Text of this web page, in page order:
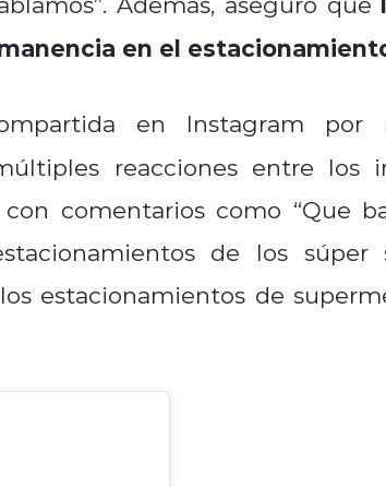
en el
en Instagram por
reacciones entre los
comentarios como “Que
de los súper
estacionamientos de